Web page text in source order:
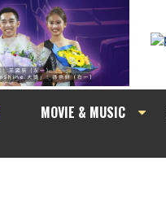
MOVIE & MUSIC